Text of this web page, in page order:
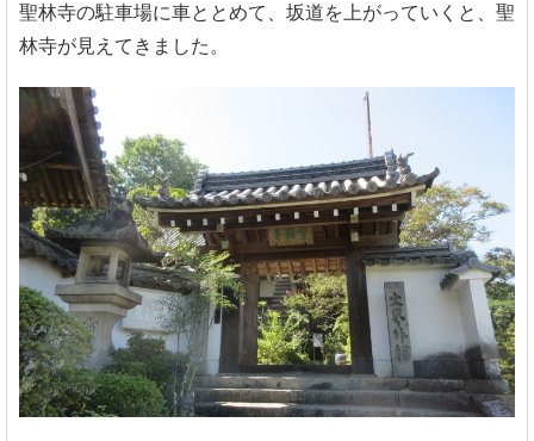
聖林寺の駐車場に車ととめて、坂道を上がっていくと、聖
林寺が見えてきました。